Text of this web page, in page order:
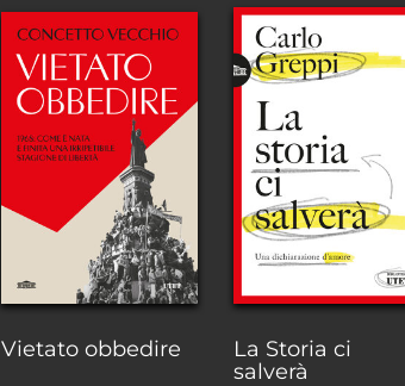
Vietato obbedire
La Storia ci
salverà